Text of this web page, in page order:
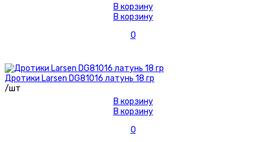
В корзину
В корзину
0
Дротики Larsen DG81016 латунь 18 гр
/шт
В корзину
В корзину
0